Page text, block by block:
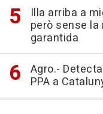
Illa arriba a
però sense
garantida
Agro.-
PPA a